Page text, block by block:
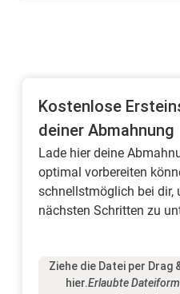
Kostenlose
deiner Abmahnung
Lade hier deine
optimal vorbereiten
schnellstmöglich bei dir,
nächsten Schritten zu
Ziehe die Datei per Drag
hier.Erlaubte